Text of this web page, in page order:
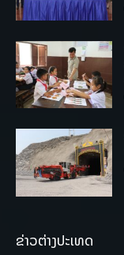
ຂ່າວຕ່າງປະເທດ